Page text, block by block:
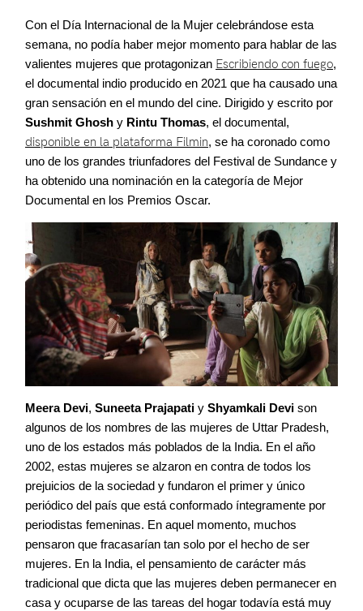
Con el Día Internacional de la Mujer celebrándose esta
semana, no podía haber mejor momento para hablar de las
valientes mujeres que protagonizan Escribiendo con fuego,
el documental indio producido en 2021 que ha causado una
gran sensación en el mundo del cine. Dirigido y escrito por
Sushmit Ghosh y Rintu Thomas, el documental,
disponible en la plataforma Filmin, se ha coronado como
uno de los grandes triunfadores del Festival de Sundance y
ha obtenido una nominación en la categoría de Mejor
Documental en los Premios Oscar.
Meera Devi, Suneeta Prajapati y Shyamkali Devi son
algunos de los nombres de las mujeres de Uttar Pradesh,
uno de los estados más poblados de la India. En el año
2002, estas mujeres se alzaron en contra de todos los
prejuicios de la sociedad y fundaron el primer y único
periódico del país que está conformado íntegramente por
periodistas femeninas. En aquel momento, muchos
pensaron que fracasarían tan solo por el hecho de ser
mujeres. En la India, el pensamiento de carácter más
tradicional que dicta que las mujeres deben permanecer en
casa y ocuparse de las tareas del hogar todavía está muy
©2026 COPYRIGHT FLOTHEMES